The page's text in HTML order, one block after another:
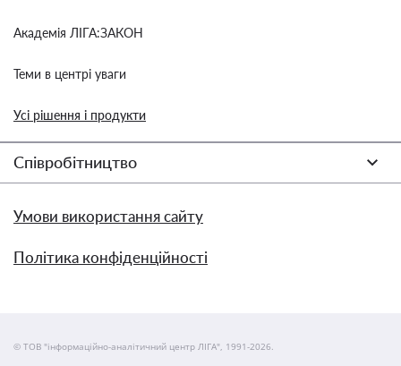
Академія ЛІГА:ЗАКОН
Теми в центрі уваги
Усі рішення і продукти
Співробітництво
Умови використання сайту
Політика конфіденційності
© ТОВ "інформаційно-аналітичний центр ЛІГА", 1991-2026.